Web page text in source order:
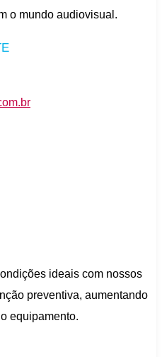
o mundo audiovisual.
ideais com nossos
preventiva, aumentando
equipamento.